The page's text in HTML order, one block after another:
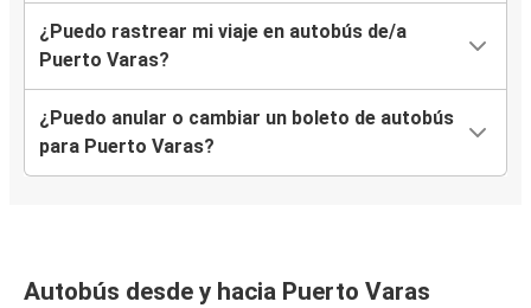
¿Puedo rastrear mi viaje en autobús de/a
Puerto Varas?
¿Puedo anular o cambiar un boleto de autobús
para Puerto Varas?
Autobús desde y hacia Puerto Varas